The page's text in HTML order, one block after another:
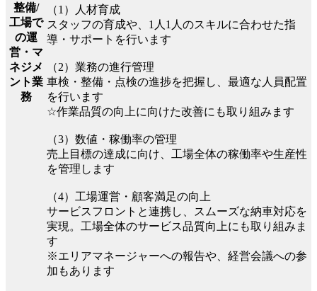
整備/
工場で
の運
営・マ
ネジメ
ント業
務
（1）人材育成
スタッフの育成や、1人1人のスキルに合わせた指
導・サポートを行います
（2）業務の進行管理
車検・整備・点検の進捗を把握し、最適な人員配置
を行います
☆作業品質の向上に向けた改善にも取り組みます
（3）数値・稼働率の管理
売上目標の達成に向け、工場全体の稼働率や生産性
を管理します
（4）工場運営・顧客満足の向上
サービスフロントと連携し、スムーズな納車対応を
実現。工場全体のサービス品質向上にも取り組みま
す
※エリアマネージャーへの報告や、経営会議への参
加もあります